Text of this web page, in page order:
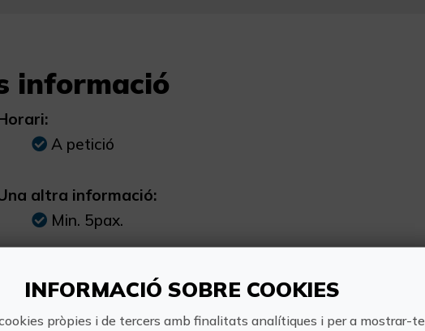
informació
A petició
altra informació:
Min. 5pax.
INFORMACIÓ SOBRE COOKIES
pròpies i de tercers amb finalitats analítiques i per a mostrar-te